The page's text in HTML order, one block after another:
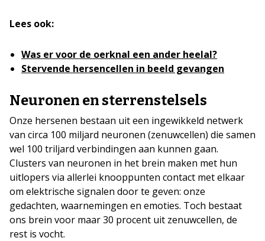
Lees ook:
Was er voor de oerknal een ander heelal?
Stervende hersencellen in beeld gevangen
Neuronen en sterrenstelsels
Onze hersenen bestaan uit een ingewikkeld netwerk
van circa 100 miljard neuronen (zenuwcellen) die samen
wel 100 triljard verbindingen aan kunnen gaan.
Clusters van neuronen in het brein maken met hun
uitlopers via allerlei knooppunten contact met elkaar
om elektrische signalen door te geven: onze
gedachten, waarnemingen en emoties. Toch bestaat
ons brein voor maar 30 procent uit zenuwcellen, de
rest is vocht.